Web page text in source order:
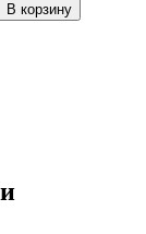
В корзину